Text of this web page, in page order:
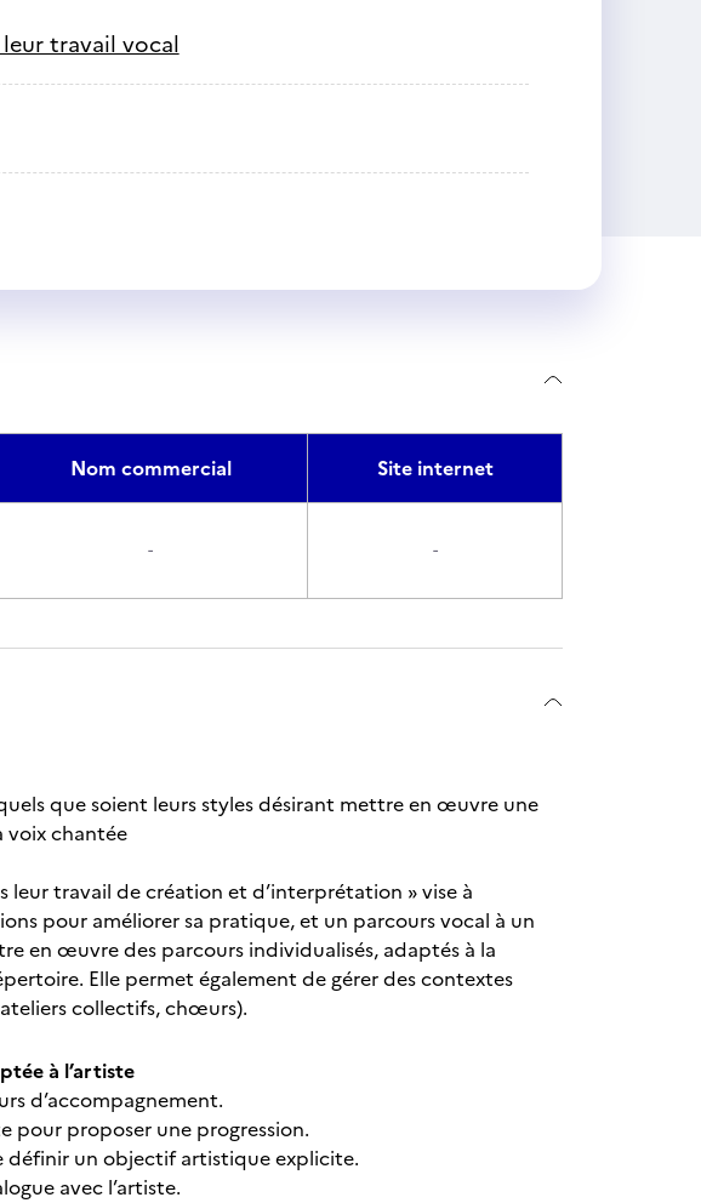
travail vocal
Nom commercial Site internet
- -
que soient leurs styles désirant mettre en œuvre une
voix chantée
travail de création et d’interprétation » vise à
pour améliorer sa pratique, et un parcours vocal à un
en œuvre des parcours individualisés, adaptés à la
Elle permet également de gérer des contextes
collectifs, chœurs).
à l’artiste
d’accompagnement.
pour proposer une progression.
définir un objectif artistique explicite.
avec l’artiste.